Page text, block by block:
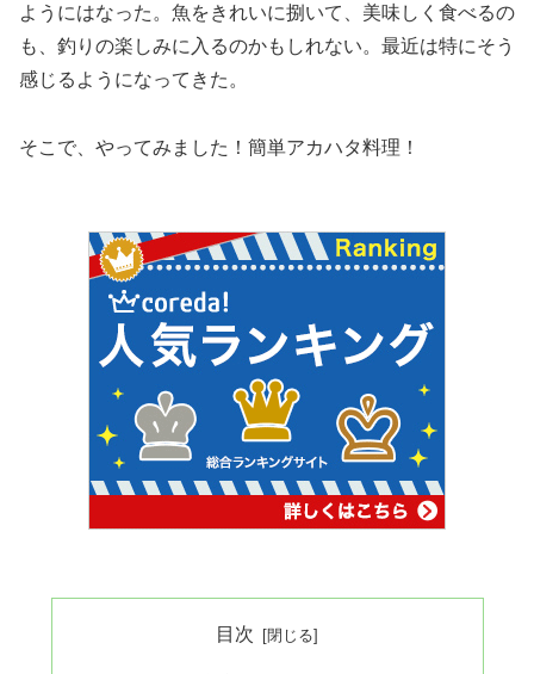
ようにはなった。魚をきれいに捌いて、美味しく食べるの
も、釣りの楽しみに入るのかもしれない。最近は特にそう
感じるようになってきた。
そこで、やってみました！簡単アカハタ料理！
目次